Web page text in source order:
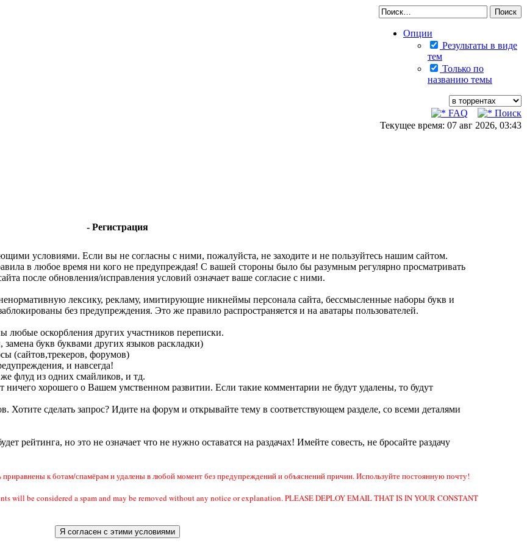
Опции
Результаты в виде
тем
Только по
названию темы
FAQ
Поиск
Текущее время: 07 авг 2026, 03:43
- Регистрация
условиями. Если вы не согласны с ними, пожалуйста, не заходите и не пользуйтесь нашим сайтом.
в любое время ни кого не предупреждая! С вашей стороны было бы разумным регулярно просматривать
после обновления/исправления условий означает ваше согласие с ними.
лексику, рекламу, имитирующие никнеймы персонала сайта, бессмысленные наборы букв и
без предупреждения. Это же правило распространяется и на аватары пользователей.
любые оскорбления других участников переписки.
букв буквами других языков раскладки)
(сайтов,трекеров, форумов)
и навсегда!
флуд из одних смайликов, и тд.
ничего хорошего о Вашем умственном развитии. Если такие комментарии не будут удалены, то будут
Хотите сделать запрос? Идите на форум и открывайте тему в соответствующем разделе, со всеми деталями
рейтинга, но это не означает что не нужно оставатся на раздачах! Имейте совесть, не бросайте раздачу
к ботам/спамёрам и удалены в любой момент без предупреждений и объяснений причин. Используйте постоянную почту!
will be considered a spam and may be removed without any notice or explanation. PLEASE DEPLOY EMAIL THAT IS IN YOUR CONSTANT